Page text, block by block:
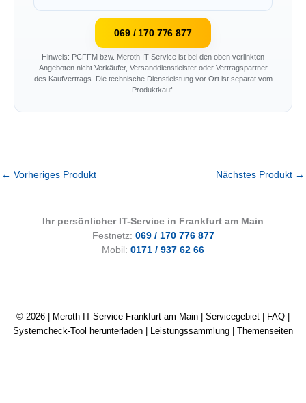
069 / 170 776 877
Hinweis: PCFFM bzw. Meroth IT-Service ist bei den oben verlinkten
Angeboten nicht Verkäufer, Versanddienstleister oder Vertragspartner
des Kaufvertrags. Die technische Dienstleistung vor Ort ist separat vom
Produktkauf.
← Vorheriges Produkt Nächstes Produkt →
Ihr persönlicher IT-Service in Frankfurt am Main
Festnetz: 069 / 170 776 877
Mobil: 0171 / 937 62 66
© 2026 | Meroth IT-Service Frankfurt am Main Servicegebiet FAQ
Systemcheck-Tool herunterladen
Leistungssammlung Themenseiten